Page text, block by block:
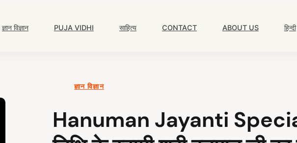
Navigation
ज्ञान विज्ञान PUJA VIDHI साहित्य CONTACT ABOUT US हिन्दी
ज्ञान विज्ञान
Hanuman Jayanti